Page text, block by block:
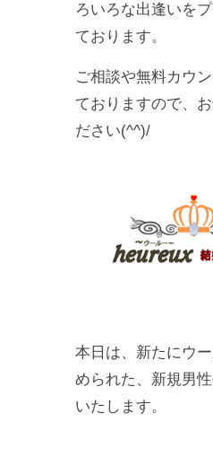
ろいろな出逢いを
ております。
ご相談や無料カウ
ておりますので、
ださい(^^)/
本日は、新たにウ
められた、新規男
いたします。